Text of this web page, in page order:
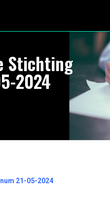
Stichting
2024
21-05-2024